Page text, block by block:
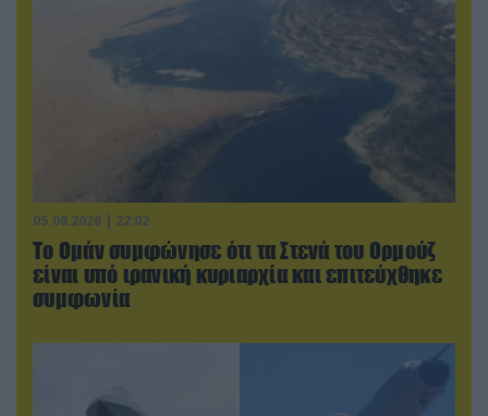
05.08.2026 | 22:02
Το Ομάν συμφώνησε ότι τα Στενά του Ορμούζ
είναι υπό ιρανική κυριαρχία και επιτεύχθηκε
συμφωνία